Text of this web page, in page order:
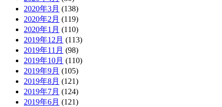
2020年3月 (138)
2020年2月 (119)
2020年1月 (110)
2019年12月 (113)
2019年11月 (98)
2019年10月 (110)
2019年9月 (105)
2019年8月 (121)
2019年7月 (124)
2019年6月 (121)